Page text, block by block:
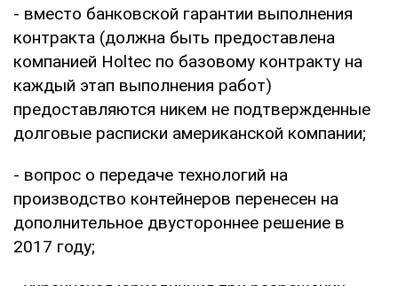
- вместо банковской гарантии выполнения
контракта (должна быть предоставлена
компанией Holtec по базовому контракту на
каждый этап выполнения работ)
предоставляются никем не подтвержденные
долговые расписки американской компании;
- вопрос о передаче технологий на
производство контейнеров перенесен на
дополнительное двустороннее решение в
2017 году;